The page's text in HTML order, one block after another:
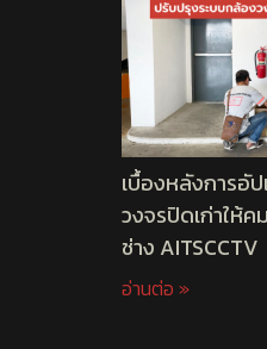
เบื้องหลังการอั
วงจรปิดเก่าให้
ช่าง AITSCCTV
อ่านต่อ »